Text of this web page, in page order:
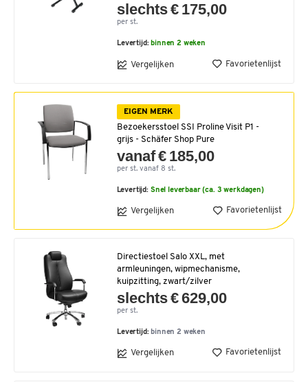
slechts € 175,00
per st.
Levertijd:binnen 2 weken
Vergelijken Favorietenlijst
EIGEN MERK
Bezoekersstoel SSI Proline Visit P1 -
grijs - Schäfer Shop Pure
vanaf € 185,00
per st. vanaf 8 st.
Levertijd: Snel leverbaar (ca. 3 werkdagen)
Vergelijken Favorietenlijst
Directiestoel Salo XXL, met
armleuningen, wipmechanisme,
kuipzitting, zwart/zilver
slechts € 629,00
per st.
Levertijd: binnen 2 weken
Vergelijken Favorietenlijst